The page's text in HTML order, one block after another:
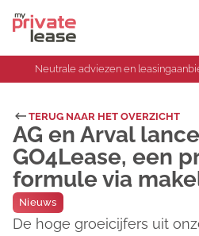
Neutrale adviezen en
TERUG NAAR HET OVERZICHT
AG en Arval
GO4Lease, een
formule via
Nieuws
De hoge groeicijfers uit